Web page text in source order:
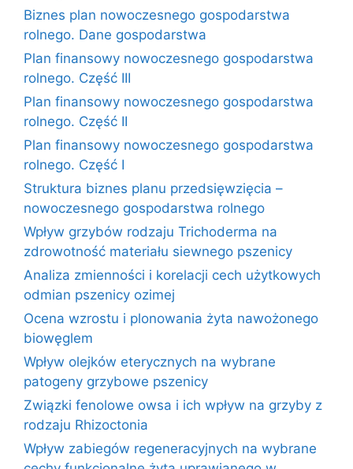
Biznes plan nowoczesnego gospodarstwa
rolnego. Dane gospodarstwa
Plan finansowy nowoczesnego gospodarstwa
rolnego. Część III
Plan finansowy nowoczesnego gospodarstwa
rolnego. Część II
Plan finansowy nowoczesnego gospodarstwa
rolnego. Część I
Struktura biznes planu przedsięwzięcia –
nowoczesnego gospodarstwa rolnego
Wpływ grzybów rodzaju Trichoderma na
zdrowotność materiału siewnego pszenicy
Analiza zmienności i korelacji cech użytkowych
odmian pszenicy ozimej
Ocena wzrostu i plonowania żyta nawożonego
biowęglem
Wpływ olejków eterycznych na wybrane
patogeny grzybowe pszenicy
Związki fenolowe owsa i ich wpływ na grzyby z
rodzaju Rhizoctonia
Wpływ zabiegów regeneracyjnych na wybrane